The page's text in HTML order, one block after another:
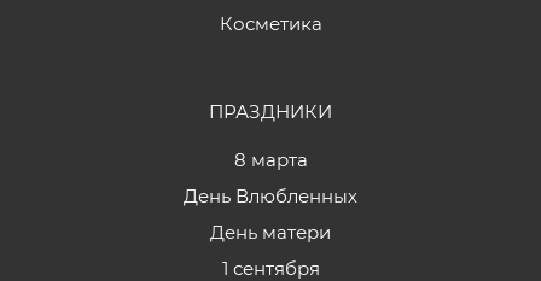
Косметика
ПРАЗДНИКИ
8 марта
День Влюбленных
День матери
1 сентября